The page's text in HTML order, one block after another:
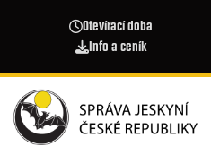
Otevírací doba
Info a ceník